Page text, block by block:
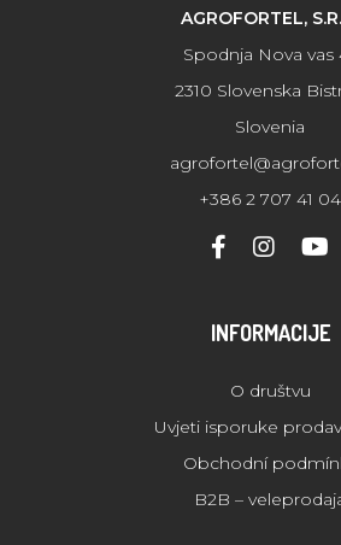
AGROFORTEL,
Spodnja Nova vas
2310 Slovenska
Slovenia
+386 2 707 41 04
INFORMACIJE
O društvu
Uvjeti isporuke
Obchodní
B2B –